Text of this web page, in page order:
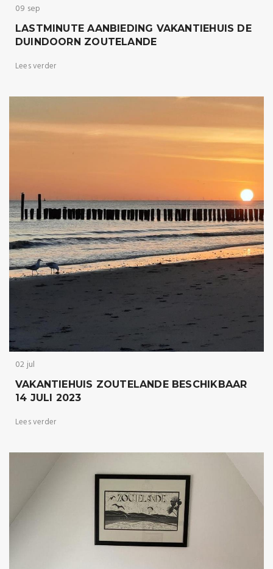
09 sep
LASTMINUTE AANBIEDING VAKANTIEHUIS DE
DUINDOORN ZOUTELANDE
Lees verder
02 jul
VAKANTIEHUIS ZOUTELANDE BESCHIKBAAR
14 JULI 2023
Lees verder